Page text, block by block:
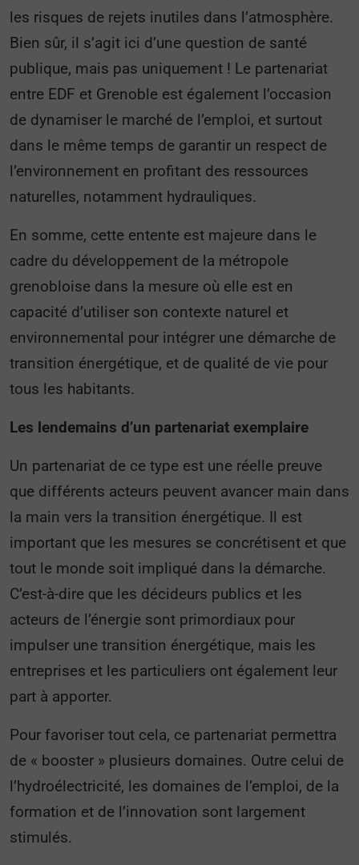
les risques de rejets inutiles dans l’atmosphère.
Bien sûr, il s’agit ici d’une question de santé
publique, mais pas uniquement ! Le partenariat
entre EDF et Grenoble est également l’occasion
de dynamiser le marché de l’emploi, et surtout
dans le même temps de garantir un respect de
l’environnement en profitant des ressources
naturelles, notamment hydrauliques.
En somme, cette entente est majeure dans le
cadre du développement de la métropole
grenobloise dans la mesure où elle est en
capacité d’utiliser son contexte naturel et
environnemental pour intégrer une démarche de
transition énergétique, et de qualité de vie pour
tous les habitants.
Les lendemains d’un partenariat exemplaire
Un partenariat de ce type est une réelle preuve
que différents acteurs peuvent avancer main dans
la main vers la transition énergétique. Il est
important que les mesures se concrétisent et que
tout le monde soit impliqué dans la démarche.
C’est-à-dire que les décideurs publics et les
acteurs de l’énergie sont primordiaux pour
impulser une transition énergétique, mais les
entreprises et les particuliers ont également leur
part à apporter.
Pour favoriser tout cela, ce partenariat permettra
de « booster » plusieurs domaines. Outre celui de
l’hydroélectricité, les domaines de l’emploi, de la
formation et de l’innovation sont largement
stimulés.